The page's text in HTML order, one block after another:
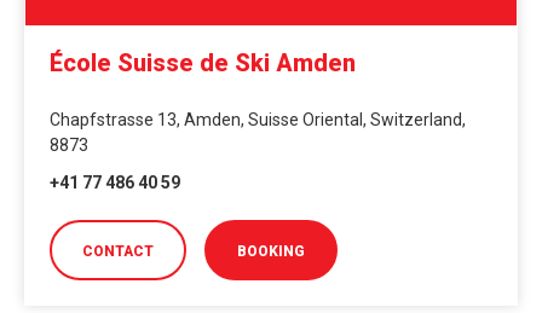
École Suisse de Ski Amden
Chapfstrasse 13, Amden, Suisse Oriental, Switzerland,
8873
+41 77 486 40 59
CONTACT BOOKING